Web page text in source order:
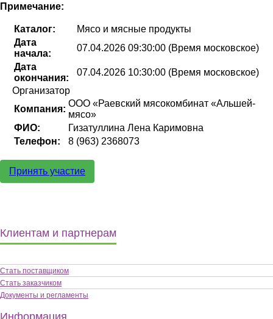
Примечание:
Каталог:
Мясо и мясные продукты
Дата
начала:
07.04.2026 09:30:00 (Время московское)
Дата
окончания:
07.04.2026 10:30:00 (Время московское)
Организатор
Компания:
ООО «Раевский мясокомбинат «Альшей-
мясо»
ФИО:
Гизатуллина Лена Каримовна
Телефон:
8 (963) 2368073
Принять участие
Клиентам и партнерам
Стать поставщиком
Стать заказчиком
Документы и регламенты
Информация